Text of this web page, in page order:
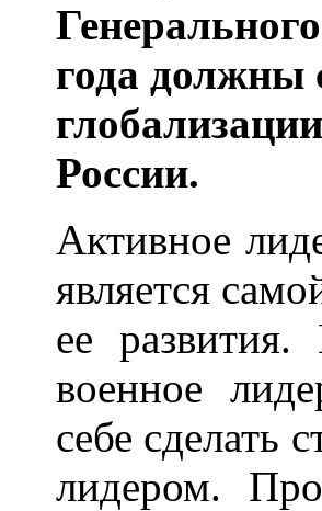
года должны
России.
Активное
является
ее
военное
себе сделать
лидером.